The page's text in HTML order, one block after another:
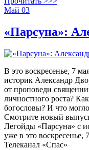
Май 03
«Парсуна»:
В это воскресенье, 7
историк Александр
от проповеди
личностного роста?
богословы? И что
Смотрите новый
Легойды «Парсуна» с
уже в это
Телеканал «Спас»